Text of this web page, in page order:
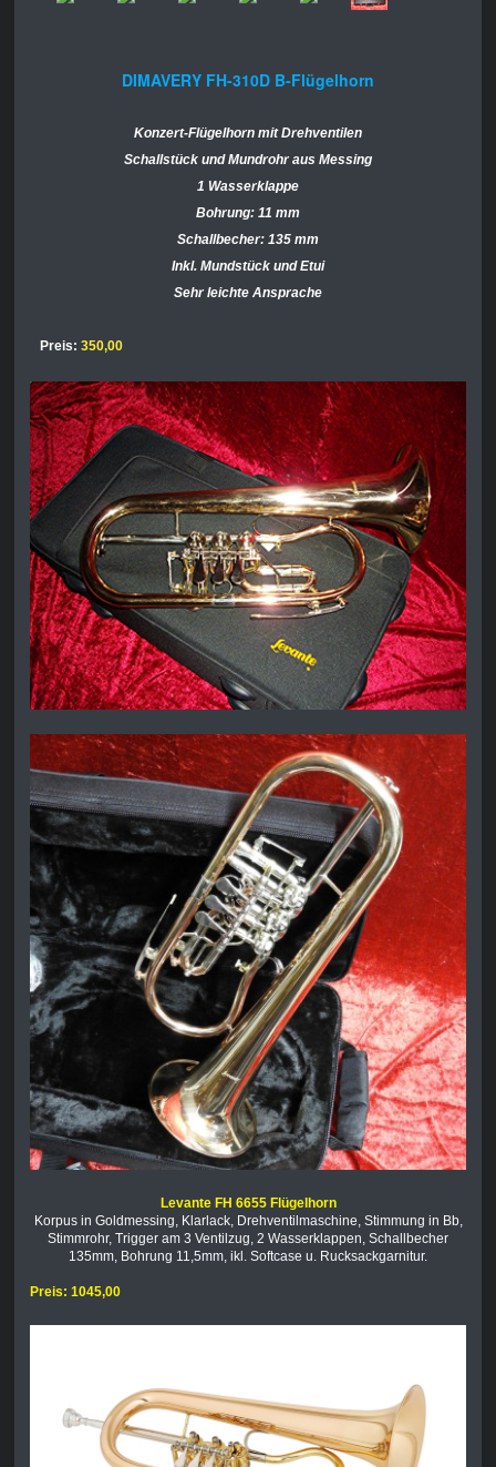
DIMAVERY FH-310D B-Flügelhorn
Konzert-Flügelhorn mit Drehventilen
Schallstück und Mundrohr aus Messing
1 Wasserklappe
Bohrung: 11 mm
Schallbecher: 135 mm
Inkl. Mundstück und Etui
Sehr leichte Ansprache
Preis: 350,00
Levante FH 6655 Flügelhorn
Korpus in Goldmessing, Klarlack, Drehventilmaschine, Stimmung in Bb,
Stimmrohr, Trigger am 3 Ventilzug, 2 Wasserklappen, Schallbecher
135mm, Bohrung 11,5mm, ikl. Softcase u. Rucksackgarnitur.
Preis: 1045,00